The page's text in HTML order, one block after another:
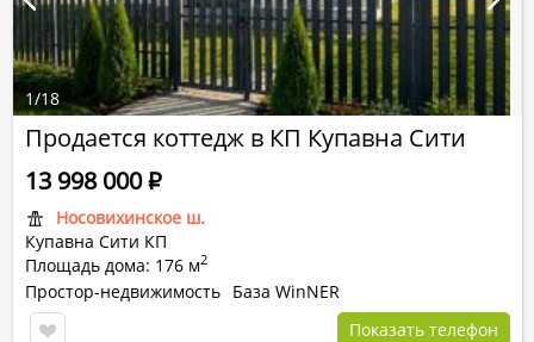
Продается коттедж в КП Купавна Сити
Носовихинское ш.
Купавна Сити КП
Площадь дома: 176 м2
13 998 000Р
Простор-недвижимость База WinNER
Показать телефон
1/18